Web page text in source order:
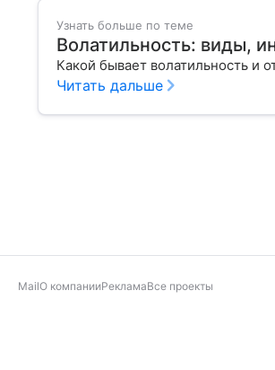
Узнать больше по теме
Волатильность: виды,
Какой бывает волатильность и
Читать дальше
MailО компанииРекламаВсе проекты